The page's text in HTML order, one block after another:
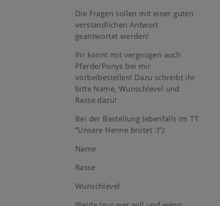
Die Fragen sollen mit einer guten
verständlichen Antwort
geantwortet werden!
Ihr könnt mit vergnügen auch
Pferde/Ponys bei mir
vorbeibestellen! Dazu schreibt ihr
bitte Name, Wunschlevel und
Rasse dazu!
Bei der Bestellung (ebenfalls im TT
”Unsere Henne brütet :)”):
Name
Rasse
Wunschlevel